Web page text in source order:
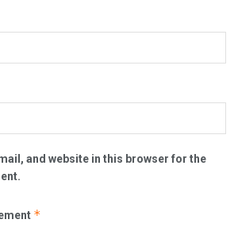
and website in this browser for the
*